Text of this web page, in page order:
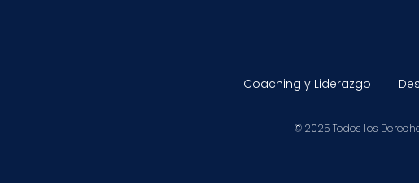
Coaching y Liderazgo
© 2025 Todos los